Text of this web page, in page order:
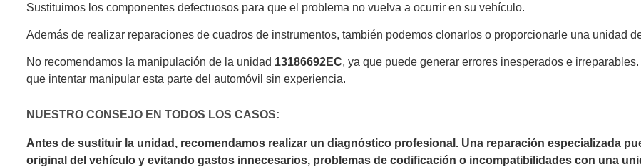
Sustituimos los componentes defectuosos para que el problema no vuelva a ocurrir en su vehículo.
Además de realizar reparaciones de cuadros de instrumentos, también podemos clonarlos o proporcionarle una unidad
No recomendamos la manipulación de la unidad 13186692EC, ya que puede generar errores inesperados e
que intentar manipular esta parte del automóvil sin experiencia.
NUESTRO CONSEJO EN TODOS LOS CASOS:
Antes de sustituir la unidad, recomendamos realizar un diagnóstico profesional. Una reparación especializada
original del vehículo y evitando gastos innecesarios, problemas de codificación o incompatibilidades con una